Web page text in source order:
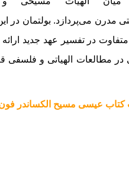
مدرن می‌پردازد. بولتمان در
در تفسیر عهد جدید
مطالعات الهیاتی و فلسفی
عیسی مسیح الکساندر فون